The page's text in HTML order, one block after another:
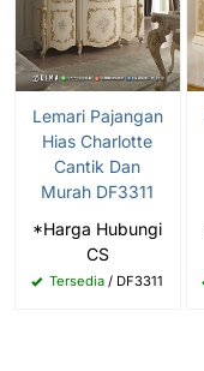
Lemari Pajangan
Hias Charlotte
Cantik Dan
Murah DF3311
*Harga Hubungi
CS
Tersedia / DF3311